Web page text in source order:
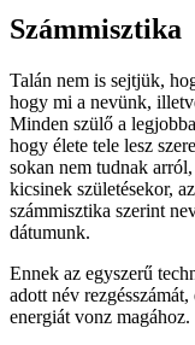
Számmisztika
Talán nem is sejtjük,
hogy mi a nevünk,
Minden szülő a
hogy élete tele lesz
sokan nem tudnak
kicsinek születésekor,
számmisztika szerint
dátumunk.
Ennek az egyszerű
adott név
energiát vonz magához.